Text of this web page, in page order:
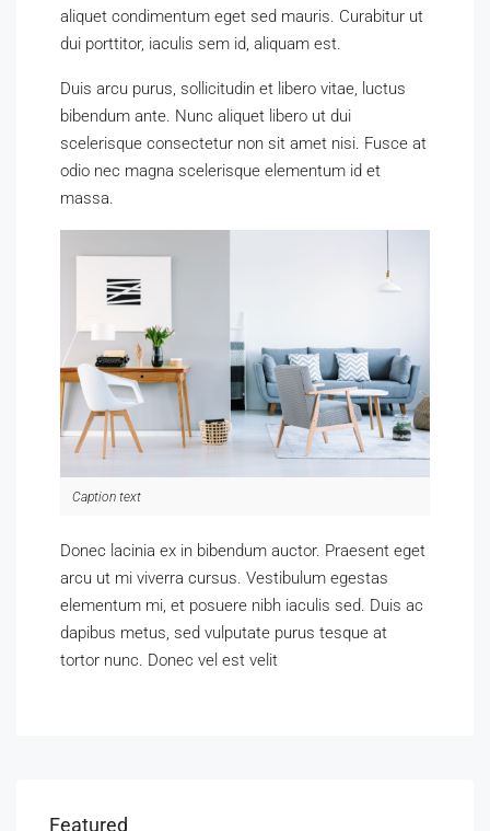
aliquet condimentum eget sed mauris. Curabitur ut
dui porttitor, iaculis sem id, aliquam est.
Duis arcu purus, sollicitudin et libero vitae, luctus
bibendum ante. Nunc aliquet libero ut dui
scelerisque consectetur non sit amet nisi. Fusce at
odio nec magna scelerisque elementum id et
massa.
Caption text
Donec lacinia ex in bibendum auctor. Praesent eget
arcu ut mi viverra cursus. Vestibulum egestas
elementum mi, et posuere nibh iaculis sed. Duis ac
dapibus metus, sed vulputate purus tesque at
tortor nunc. Donec vel est velit
Featured